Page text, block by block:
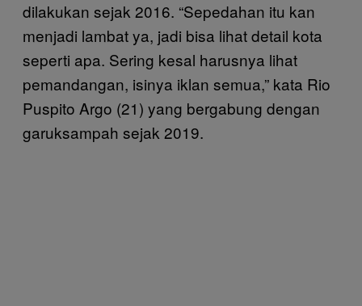
dilakukan sejak 2016. “Sepedahan itu kan
menjadi lambat ya, jadi bisa lihat detail kota
seperti apa. Sering kesal harusnya lihat
pemandangan, isinya iklan semua,” kata Rio
Puspito Argo (21) yang bergabung dengan
garuksampah sejak 2019.